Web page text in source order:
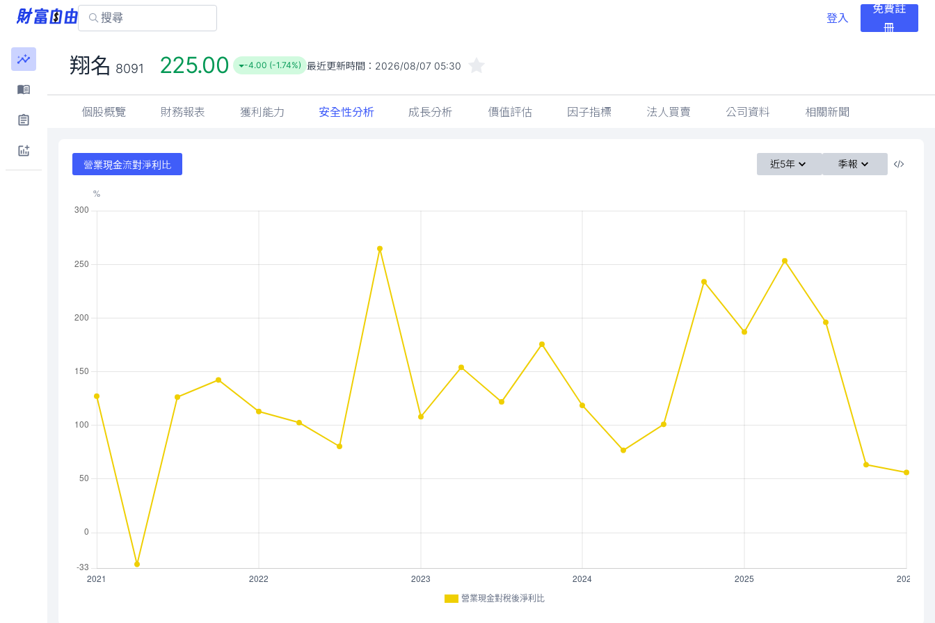
登入
免費註
冊
翔名 8091 225.00 -4.00 (-1.74%) 最近更新時間： 2026/08/07 05:30
個股概覽 財務報表 獲利能力 安全性分析 成長分析 價值評估 因子指標 法人買賣 公司資料 相關新聞
營業現金流對淨利比 近5年 季報
營業現金對稅後淨利比